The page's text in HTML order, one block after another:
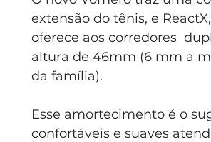
extensão do tênis, e
oferece aos corredores
altura de 46mm (6 mm a
da família).
Esse amortecimento é o
confortáveis e suaves